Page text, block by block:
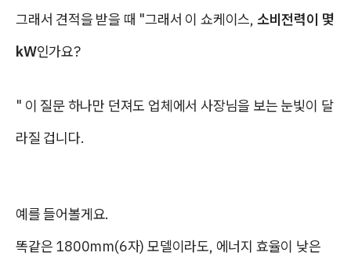
그래서 견적을 받을 때 "그래서 이 쇼케이스, 소비전력이 몇
kW인가요?
" 이 질문 하나만 던져도 업체에서 사장님을 보는 눈빛이 달
라질 겁니다.
예를 들어볼게요.
똑같은 1800mm(6자) 모델이라도, 에너지 효율이 낮은